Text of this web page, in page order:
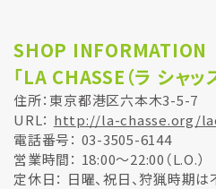
SHOP INFORMATION
「LA CHASSE（ラ シャッス
住所：東京都港区六本木3-5-7
URL： http://la-chasse.org/
電話番号： 03-3505-6144
営業時間： 18:00～22:00（L.O.）
定休日： 日曜、祝日、狩猟時期